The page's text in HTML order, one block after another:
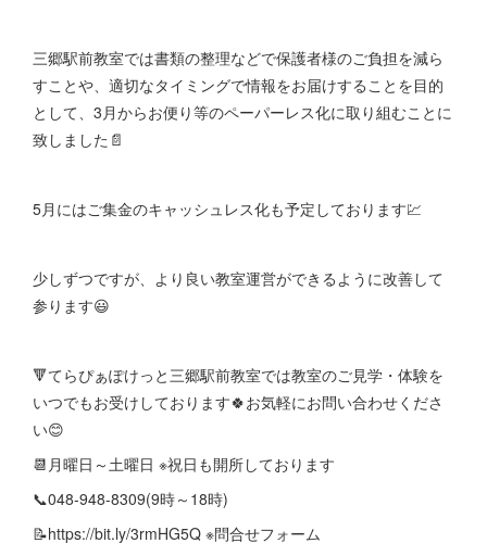
三郷駅前教室では書類の整理などで保護者様のご負担を減ら
すことや、適切なタイミングで情報をお届けすることを目的
として、3月からお便り等のペーパーレス化に取り組むことに
致しました📄
5月にはご集金のキャッシュレス化も予定しております💹
少しずつですが、より良い教室運営ができるように改善して
参ります😃
🔻てらぴぁぽけっと三郷駅前教室では教室のご見学・体験を
いつでもお受けしております🍀お気軽にお問い合わせくださ
い😊
📆月曜日～土曜日 ※祝日も開所しております
📞048-948-8309(9時～18時)
📝https://bit.ly/3rmHG5Q ※問合せフォーム